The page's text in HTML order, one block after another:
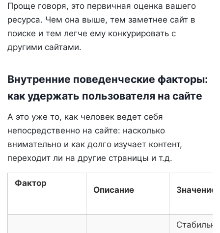
Проще говоря, это первичная оценка вашего
ресурса. Чем она выше, тем заметнее сайт в
поиске и тем легче ему конкурировать с
другими сайтами.
Внутренние поведенческие факторы:
как удержать пользователя на сайте
А это уже то, как человек ведет себя
непосредственно на сайте: насколько
внимательно и как долго изучает контент,
переходит ли на другие страницы и т.д.
Фактор
Описание Значение